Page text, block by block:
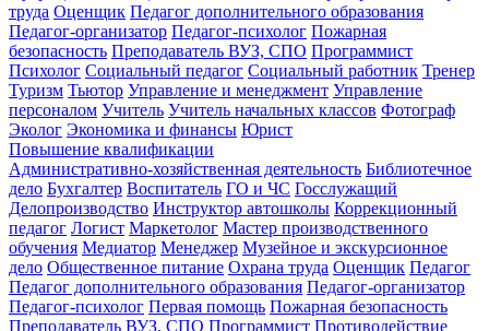
труда Оценщик Педагог дополнительного образования
Педагог-организатор Педагог-психолог Пожарная
безопасность Преподаватель ВУЗ, СПО Программист
Психолог Социальный педагог Социальный работник Тренер
Туризм Тьютор Управление и менеджмент Управление
персоналом Учитель Учитель начальных классов Фотограф
Эколог Экономика и финансы Юрист
Повышение квалификации
Административно-хозяйственная деятельность Библиотечное
дело Бухгалтер Воспитатель ГО и ЧС Госслужащий
Делопроизводство Инструктор автошколы Коррекционный
педагог Логист Маркетолог Мастер производственного
обучения Медиатор Менеджер Музейное и экскурсионное
дело Общественное питание Охрана труда Оценщик Педагог
Педагог дополнительного образования Педагог-организатор
Педагог-психолог Первая помощь Пожарная безопасность
Преподаватель ВУЗ, СПО Программист Противодействие